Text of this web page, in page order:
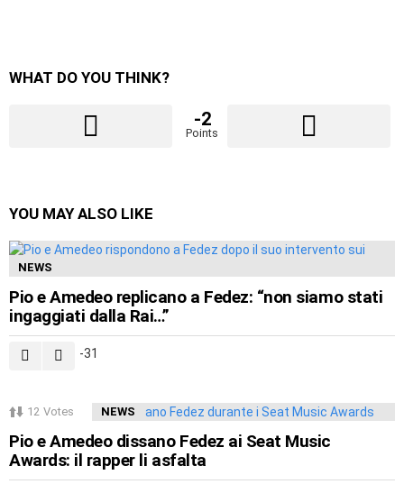
WHAT DO YOU THINK?
-2
Points
YOU MAY ALSO LIKE
NEWS
Pio e Amedeo replicano a Fedez: “non siamo stati
ingaggiati dalla Rai…”
-31
12 Votes NEWS
Pio e Amedeo dissano Fedez ai Seat Music
Awards: il rapper li asfalta